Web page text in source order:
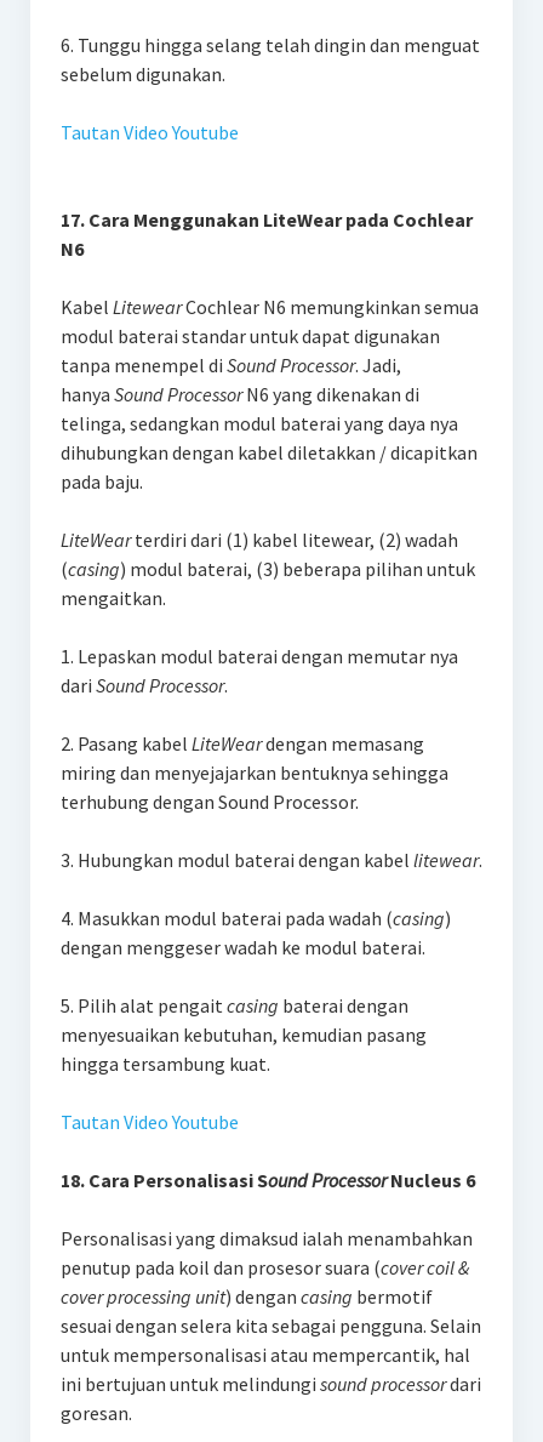
6. Tunggu hingga selang telah dingin dan menguat
sebelum digunakan.
Tautan Video Youtube
17. Cara Menggunakan LiteWear pada Cochlear
N6
Kabel LitewearCochlear N6 memungkinkan semua
modul baterai standar untuk dapat digunakan
tanpa menempel di Sound Processor. Jadi,
hanya Sound ProcessorN6 yang dikenakan di
telinga, sedangkan modul baterai yang daya nya
dihubungkan dengan kabel diletakkan / dicapitkan
pada baju.
LiteWearterdiri dari (1) kabel litewear, (2) wadah
(casing) modul baterai, (3) beberapa pilihan untuk
mengaitkan.
1. Lepaskan modul baterai dengan memutar nya
dari Sound Processor.
2. Pasang kabel LiteWeardengan memasang
miring dan menyejajarkan bentuknya sehingga
terhubung dengan Sound Processor.
3. Hubungkan modul baterai dengan kabel litewear.
4. Masukkan modul baterai pada wadah (casing)
dengan menggeser wadah ke modul baterai.
5. Pilih alat pengait casing baterai dengan
menyesuaikan kebutuhan, kemudian pasang
hingga tersambung kuat.
Tautan Video Youtube
18. Cara Personalisasi Sound ProcessorNucleus 6
Personalisasi yang dimaksud ialah menambahkan
penutup pada koil dan prosesor suara (cover coil &
cover processing unit) dengan casing bermotif
sesuai dengan selera kita sebagai pengguna. Selain
untuk mempersonalisasi atau mempercantik, hal
ini bertujuan untuk melindungi sound processordari
goresan.